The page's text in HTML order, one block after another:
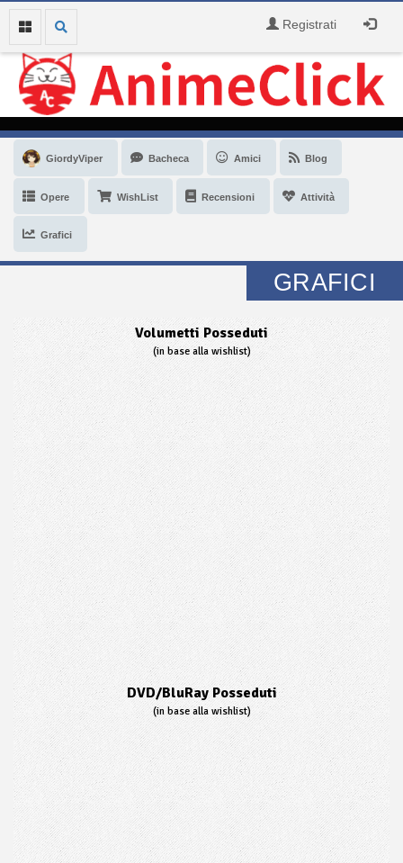
Registrati
GiordyViper Bacheca Amici Blog
Opere WishList Recensioni Attività
Grafici
GRAFICI
Volumetti Posseduti
(in base alla wishlist)
DVD/BluRay Posseduti
(in base alla wishlist)